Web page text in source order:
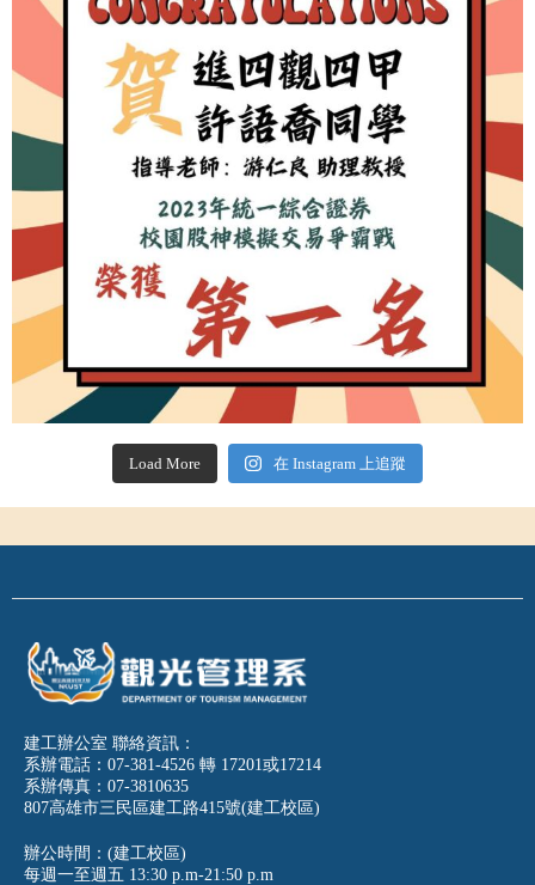
Load More 在 Instagram 上追蹤
建工辦公室 聯絡資訊：
系辦電話：07-381-4526 轉 17201或17214
系辦傳真：07-3810635
807高雄市三民區建工路415號(建工校區)
辦公時間：(建工校區)
每週一至週五 13:30 p.m-21:50 p.m